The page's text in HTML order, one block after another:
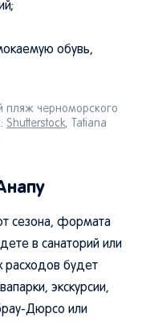
обувь,
пляж черноморского
Shutterstock, Tatiana
сезона, формата
в санаторий или
расходов будет
экскурсии,
Дюрсо или